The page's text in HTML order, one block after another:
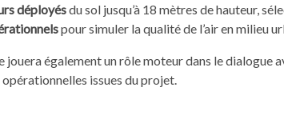
déployésdu sol jusqu’à 18 mètres de hauteur,
pour simuler la qualité de l’air en milieu
jouera également un rôle moteur dans le
issues du projet.